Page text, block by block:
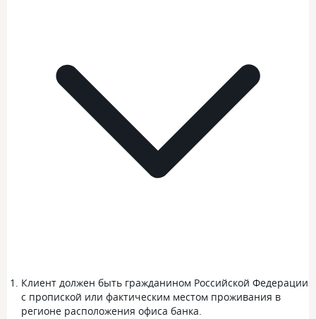
Клиент должен быть гражданином Российской Федерации
с пропиской или фактическим местом проживания в
регионе расположения офиса банка.